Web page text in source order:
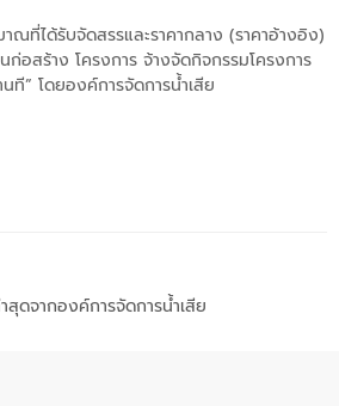
ณที่ได้รับจัดสรรและราคากลาง (ราคาอ้างอิง)
ก่อสร้าง โครงการ จ้างจัดกิจกรรมโครงการ
ที” โดยองค์การจัดการน้ำเสีย
สุดจากองค์การจัดการน้ำเสีย